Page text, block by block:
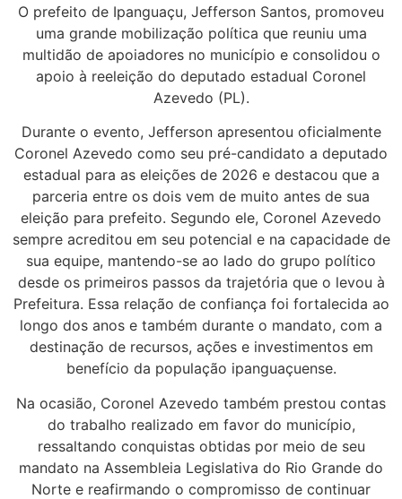
O prefeito de Ipanguaçu, Jefferson Santos, promoveu
uma grande mobilização política que reuniu uma
multidão de apoiadores no município e consolidou o
apoio à reeleição do deputado estadual Coronel
Azevedo (PL).
Durante o evento, Jefferson apresentou oficialmente
Coronel Azevedo como seu pré-candidato a deputado
estadual para as eleições de 2026 e destacou que a
parceria entre os dois vem de muito antes de sua
eleição para prefeito. Segundo ele, Coronel Azevedo
sempre acreditou em seu potencial e na capacidade de
sua equipe, mantendo-se ao lado do grupo político
desde os primeiros passos da trajetória que o levou à
Prefeitura. Essa relação de confiança foi fortalecida ao
longo dos anos e também durante o mandato, com a
destinação de recursos, ações e investimentos em
benefício da população ipanguaçuense.
Na ocasião, Coronel Azevedo também prestou contas
do trabalho realizado em favor do município,
ressaltando conquistas obtidas por meio de seu
mandato na Assembleia Legislativa do Rio Grande do
Norte e reafirmando o compromisso de continuar